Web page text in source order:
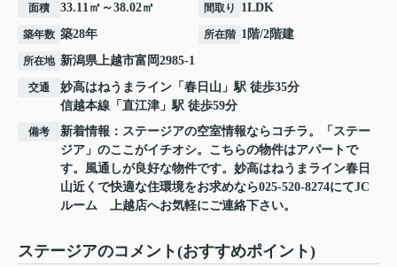
面積 33.11㎡～38.02㎡ 間取り 1LDK
築年数 築28年 所在階 1階/2階建
所在地 新潟県上越市富岡2985-1
交通 妙高はねうまライン 「 春日山 」駅 徒歩35分
信越本線 「 直江津 」駅 徒歩59分
備考
新着情報：ステージアの空室情報ならコチラ。「ステー
ジア」のここがイチオシ。こちらの物件はアパートで
す。風通しが良好な物件です。妙高はねうまライン春日
山近くで快適な住環境をお求めなら025-520-8274にてJC
ルーム 上越店へお気軽にご連絡下さい。
ステージアのコメント(おすすめポイント)